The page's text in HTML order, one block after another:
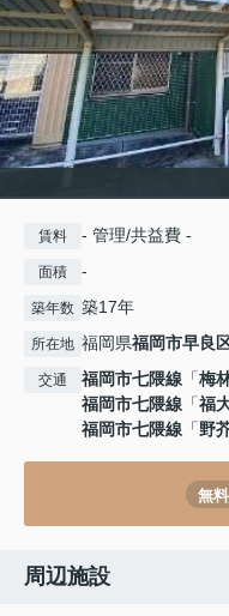
賃料 - 管理/共益費 -
面積 -
築年数 築17年
所在地 福岡県福岡市早良
交通 福岡市七隈線 「梅
福岡市七隈線 「福
福岡市七隈線 「野
無料
周辺施設